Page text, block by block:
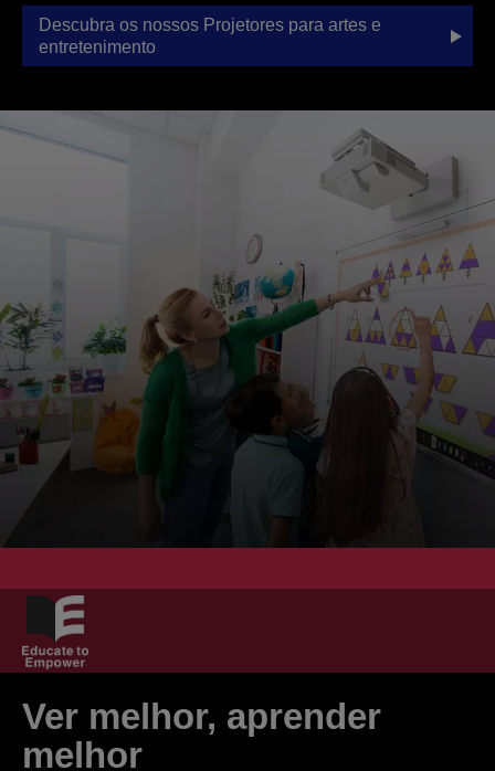
Descubra os nossos Projetores para artes e
entretenimento
Ver melhor, aprender
melhor